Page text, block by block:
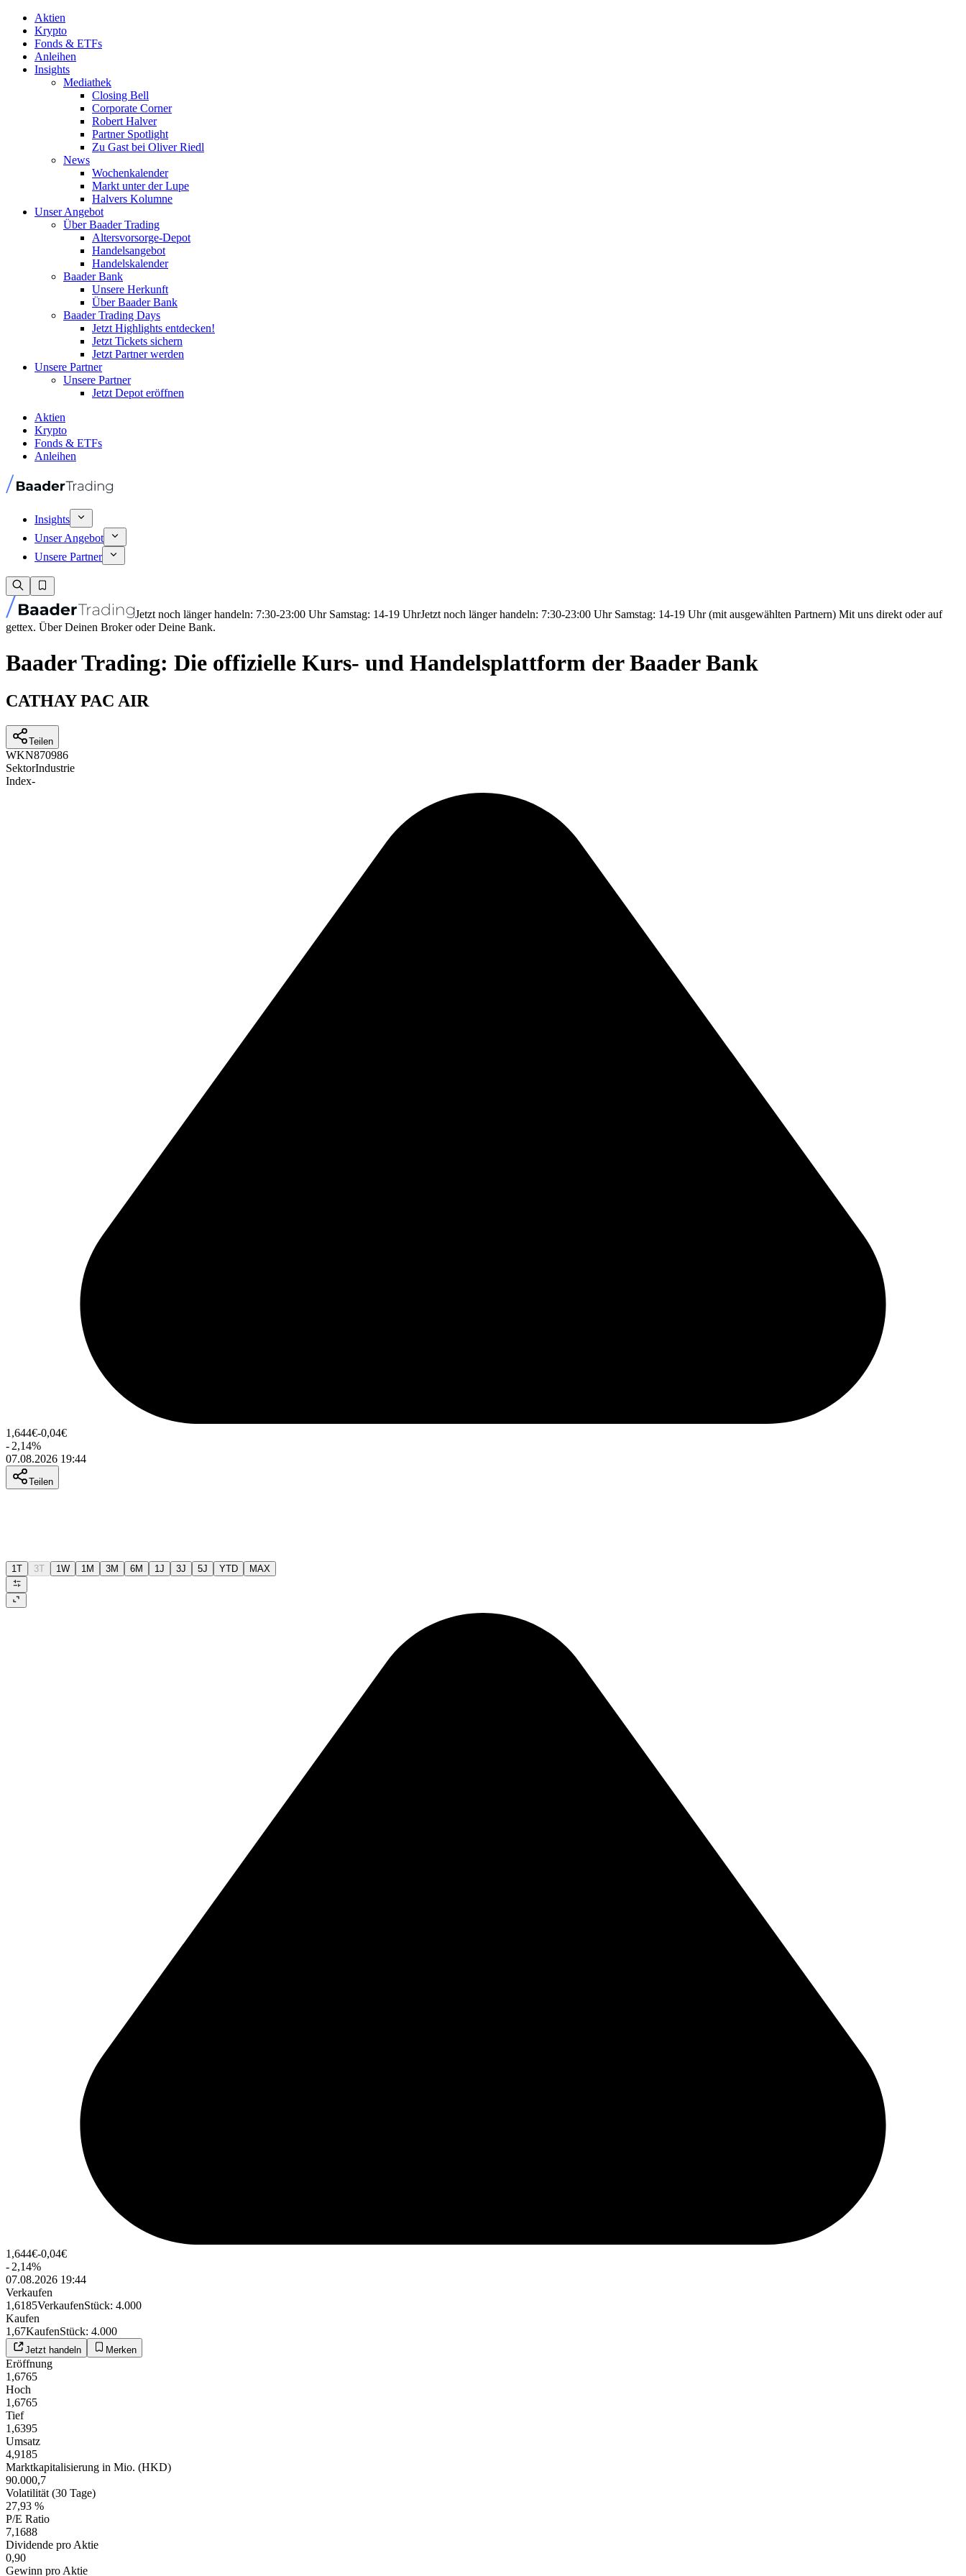
Aktien
Krypto
Fonds & ETFs
Anleihen
Insights
Mediathek
Closing Bell
Corporate Corner
Robert Halver
Partner Spotlight
Zu Gast bei Oliver Riedl
News
Wochenkalender
Markt unter der Lupe
Halvers Kolumne
Unser Angebot
Über Baader Trading
Altersvorsorge-Depot
Handelsangebot
Handelskalender
Baader Bank
Unsere Herkunft
Über Baader Bank
Baader Trading Days
Jetzt Highlights entdecken!
Jetzt Tickets sichern
Jetzt Partner werden
Unsere Partner
Unsere Partner
Jetzt Depot eröffnen
Aktien
Krypto
Fonds & ETFs
Anleihen
Insights
Unser Angebot
Unsere Partner
Jetzt noch länger handeln: 7:30-23:00 Uhr Samstag: 14-19 UhrJetzt noch länger handeln: 7:30-23:00 Uhr Samstag: 14-19 Uhr (mit ausgewählten Partnern) Mit uns direkt oder auf
gettex. Über Deinen Broker oder Deine Bank.
Baader Trading: Die offizielle Kurs- und Handelsplattform der Baader Bank
CATHAY PAC AIR
Teilen
WKN870986
SektorIndustrie
Index-
1,644€-0,04€
-2,14%
07.08.2026 19:44
Teilen
1T 3T 1W 1M 3M 6M 1J 3J 5J YTD MAX
1,644€-0,04€
- 2,14%
07.08.2026 19:44
Verkaufen
1,6185VerkaufenStück: 4.000
Kaufen
1,67KaufenStück: 4.000
Jetzt handeln Merken
Eröffnung
1,6765
Hoch
1,6765
Tief
1,6395
Umsatz
4,9185
Marktkapitalisierung in Mio. (HKD)
90.000,7
Volatilität (30 Tage)
27,93 %
P/E Ratio
7,1688
Dividende pro Aktie
0,90
Gewinn pro Aktie